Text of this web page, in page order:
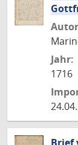
Autor
Jahr:
1716